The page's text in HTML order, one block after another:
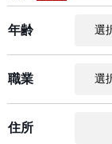
年齢
職業
住所